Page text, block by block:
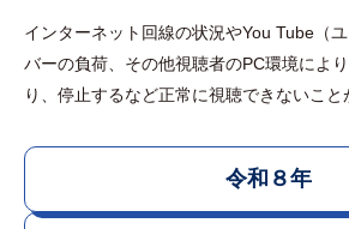
インターネット回線の状況やYou Tube（
バーの負荷、その他視聴者のPC環境によ
り、停止するなど正常に視聴できないこと
令和８年